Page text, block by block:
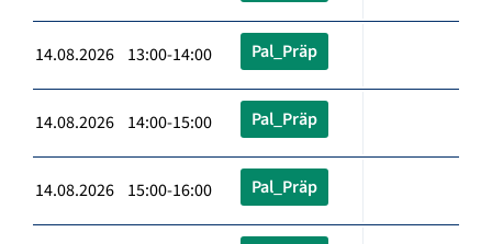
14.08.2026 13:00-14:00 Pal_Präp
14.08.2026 14:00-15:00 Pal_Präp
14.08.2026 15:00-16:00 Pal_Präp